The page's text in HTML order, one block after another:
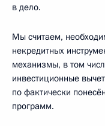
в дело.
Мы считаем,
некредитных
механизмы, в том
инвестиционные
по фактически
программ.